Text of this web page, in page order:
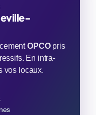
OPCOpris
En intra-
vos locaux.